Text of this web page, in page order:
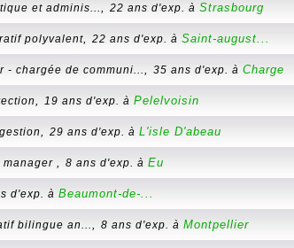
et adminis..., 22 ans d'exp. à Strasbourg
polyvalent, 22 ans d'exp. à Saint-august...
- chargée de communi..., 35 ans d'exp. à Charge
, 19 ans d'exp. à Pelelvoisin
, 29 ans d'exp. à L'isle D'abeau
manager , 8 ans d'exp. à Eu
d'exp. à Beaumont-de-...
bilingue an..., 8 ans d'exp. à Montpellier